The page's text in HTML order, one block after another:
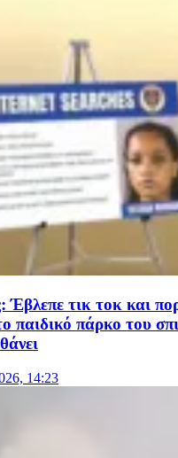
τικ τοκ και
παιδικό πάρκο του
14:23